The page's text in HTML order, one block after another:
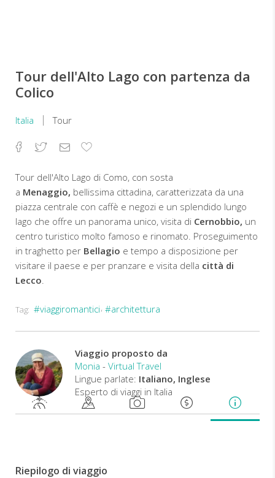
Tour dell'Alto Lago con partenza da
Colico
Italia Tour
Facebook
TwitterEmailAggiungi
Tour dell'Alto Lago di Como, con sosta
a Menaggio, bellissima cittadina, caratterizzata da una
piazza centrale con caffè e negozi e un splendido lungo
lago che offre un panorama unico, visita di Cernobbio, un
centro turistico molto famoso e rinomato. Proseguimento
in traghetto per Bellagio e tempo a disposizione per
visitare il paese e per pranzare e visita della città di
Lecco.
Tag: #viaggiromantici #architettura
Viaggio proposto da
Monia - Virtual Travel
Lingue parlate: Italiano, Inglese
Esperto di viaggi in Italia
Riepilogo di viaggio